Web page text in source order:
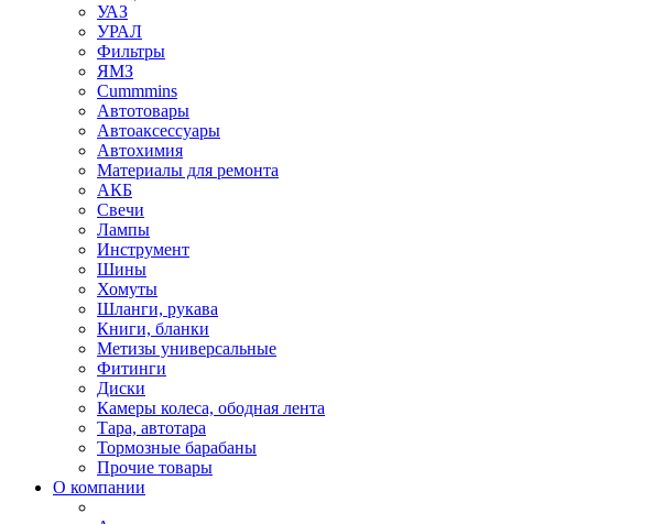
УАЗ
УРАЛ
Фильтры
ЯМЗ
Cummmins
Автотовары
Автоаксессуары
Автохимия
Материалы для ремонта
АКБ
Свечи
Лампы
Инструмент
Шины
Хомуты
Шланги, рукава
Книги, бланки
Метизы универсальные
Фитинги
Диски
Камеры колеса, ободная лента
Тара, автотара
Тормозные барабаны
Прочие товары
О компании